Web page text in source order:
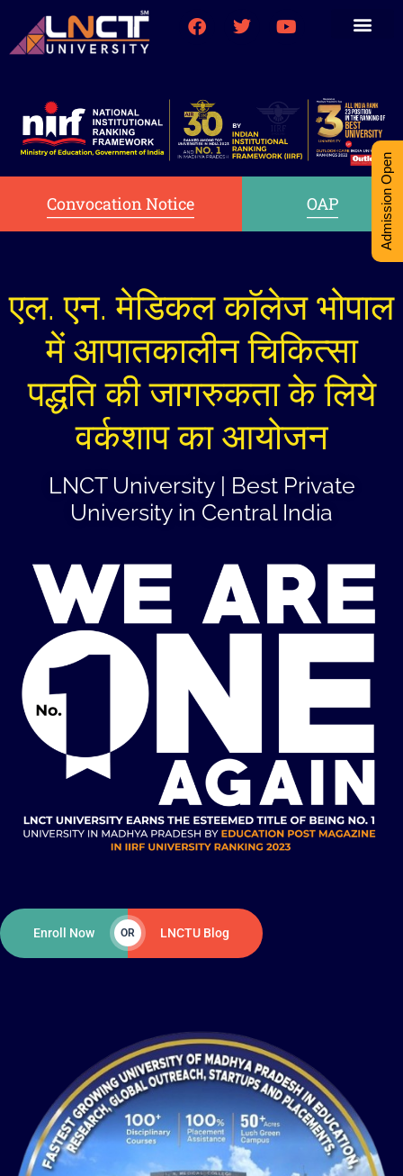
Convocation Notice OAP
एल. एन. मेडिकल काॅलेज भोपाल
में आपातकालीन चिकित्सा
पद्धति की जागरुकता के लिये
वर्कशाप का आयोजन
LNCT University | Best Private
University in Central India
Enroll Now OR LNCTU Blog
Admission Open